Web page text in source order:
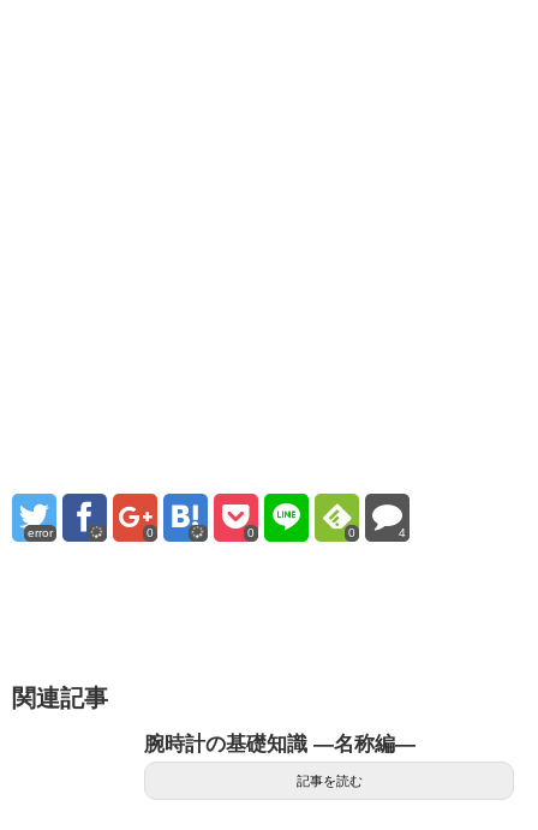
error 0 0 0 4
関連記事
腕時計の基礎知識 ―名称編―
記事を読む